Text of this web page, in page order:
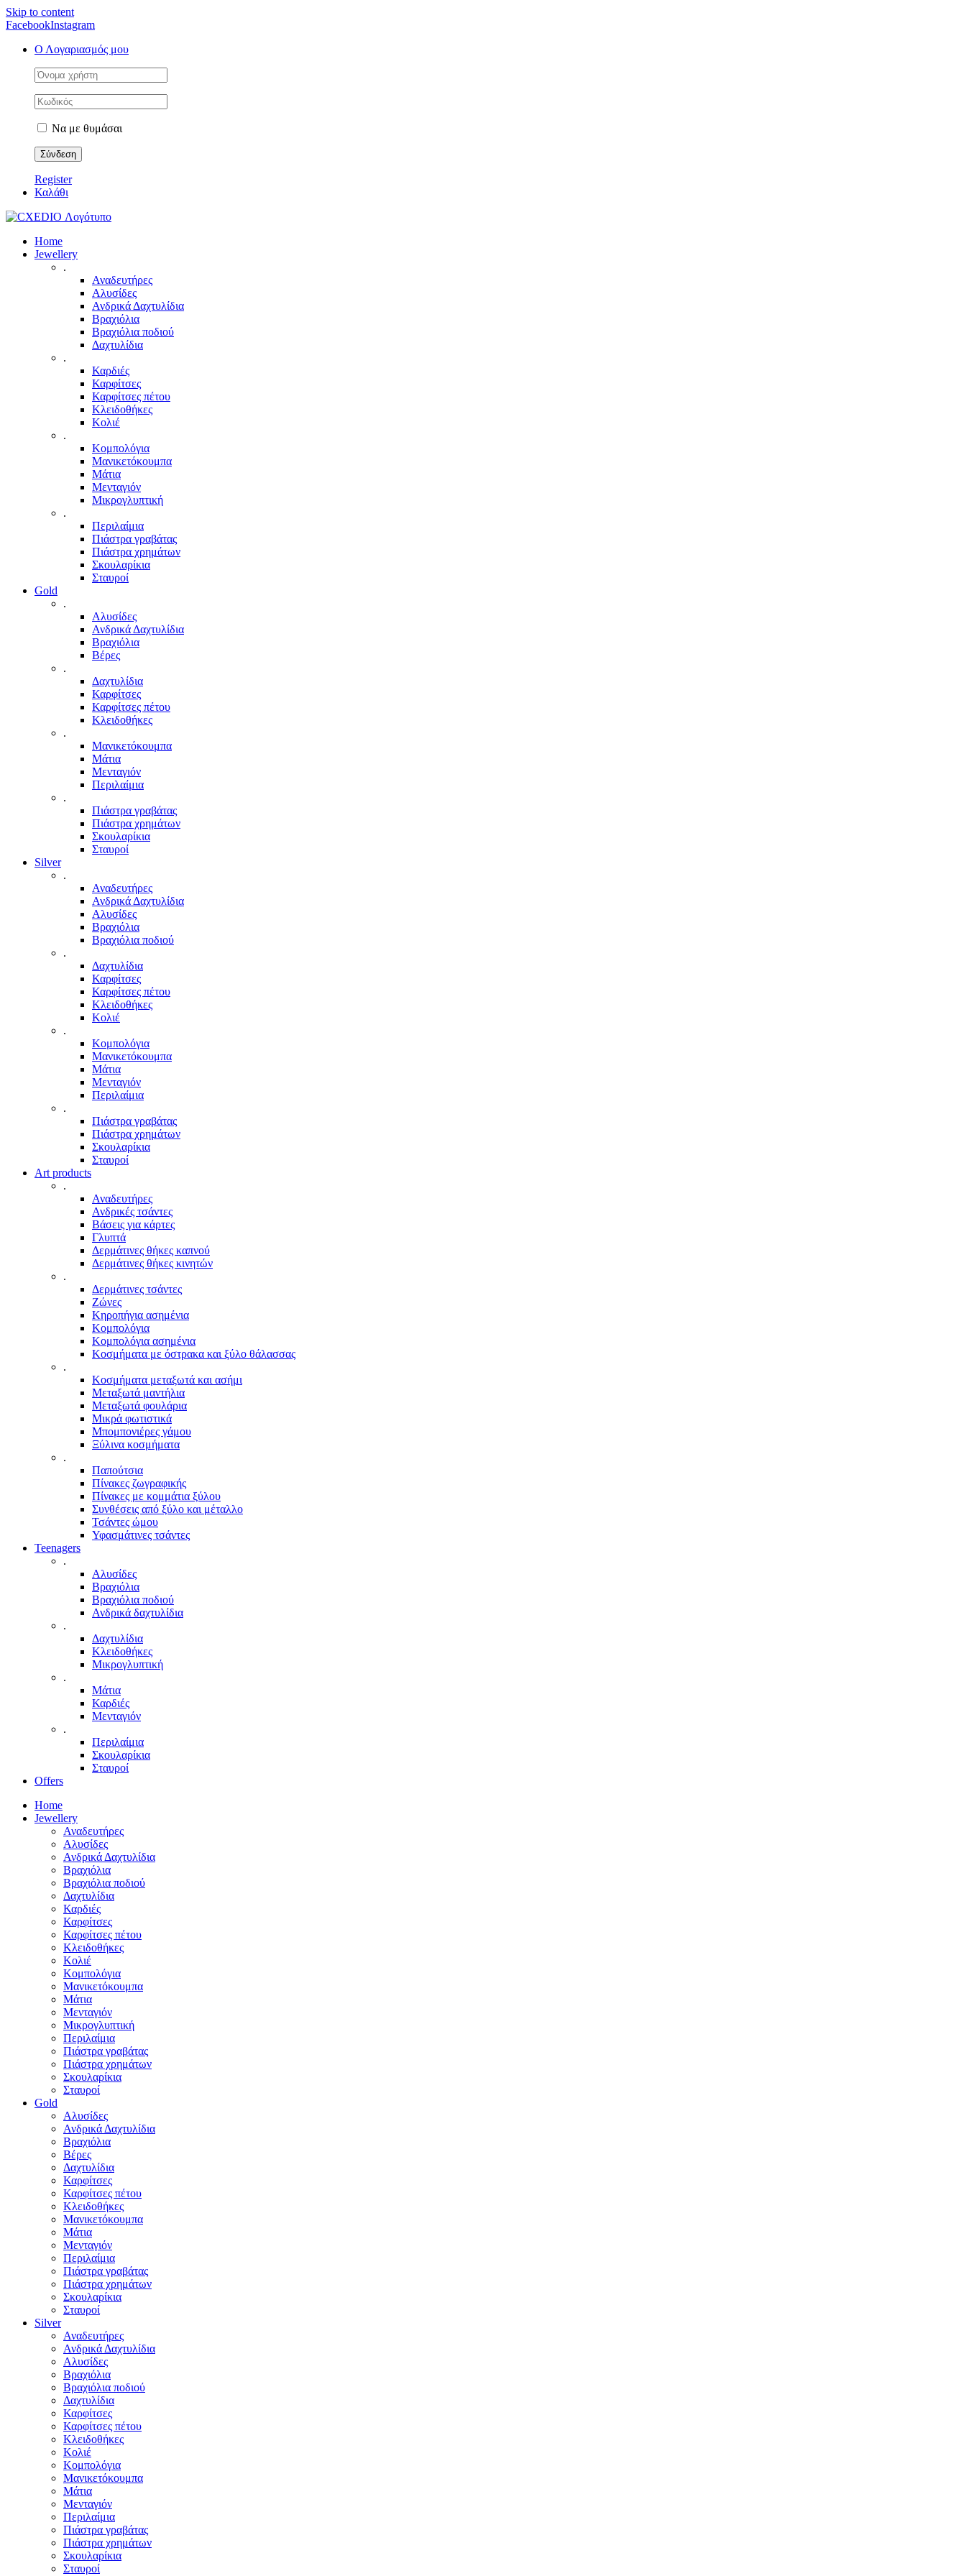
Skip to content
FacebookInstagram
Ο Λογαριασμός μου
Να με θυμάσαι
Register
Καλάθι
Home
Jewellery
.
Αναδευτήρες
Αλυσίδες
Ανδρικά Δαχτυλίδια
Βραχιόλια
Βραχιόλια ποδιού
Δαχτυλίδια
.
Καρδιές
Καρφίτσες
Καρφίτσες πέτου
Κλειδοθήκες
Κολιέ
.
Κομπολόγια
Μανικετόκουμπα
Μάτια
Μενταγιόν
Μικρογλυπτική
.
Περιλαίμια
Πιάστρα γραβάτας
Πιάστρα χρημάτων
Σκουλαρίκια
Σταυροί
Gold
.
Αλυσίδες
Ανδρικά Δαχτυλίδια
Βραχιόλια
Βέρες
.
Δαχτυλίδια
Καρφίτσες
Καρφίτσες πέτου
Κλειδοθήκες
.
Μανικετόκουμπα
Μάτια
Μενταγιόν
Περιλαίμια
.
Πιάστρα γραβάτας
Πιάστρα χρημάτων
Σκουλαρίκια
Σταυροί
Silver
.
Αναδευτήρες
Ανδρικά Δαχτυλίδια
Αλυσίδες
Βραχιόλια
Βραχιόλια ποδιού
.
Δαχτυλίδια
Καρφίτσες
Καρφίτσες πέτου
Κλειδοθήκες
Κολιέ
.
Κομπολόγια
Μανικετόκουμπα
Μάτια
Μενταγιόν
Περιλαίμια
.
Πιάστρα γραβάτας
Πιάστρα χρημάτων
Σκουλαρίκια
Σταυροί
Art products
.
Αναδευτήρες
Ανδρικές τσάντες
Βάσεις για κάρτες
Γλυπτά
Δερμάτινες θήκες καπνού
Δερμάτινες θήκες κινητών
.
Δερμάτινες τσάντες
Ζώνες
Κηροπήγια ασημένια
Κομπολόγια
Κομπολόγια ασημένια
Κοσμήματα με όστρακα και ξύλο θάλασσας
.
Κοσμήματα μεταξωτά και ασήμι
Μεταξωτά μαντήλια
Μεταξωτά φουλάρια
Μικρά φωτιστικά
Μπομπονιέρες γάμου
Ξύλινα κοσμήματα
.
Παπούτσια
Πίνακες ζωγραφικής
Πίνακες με κομμάτια ξύλου
Συνθέσεις από ξύλο και μέταλλο
Τσάντες ώμου
Υφασμάτινες τσάντες
Teenagers
.
Αλυσίδες
Βραχιόλια
Βραχιόλια ποδιού
Ανδρικά δαχτυλίδια
.
Δαχτυλίδια
Κλειδοθήκες
Μικρογλυπτική
.
Μάτια
Καρδιές
Μενταγιόν
.
Περιλαίμια
Σκουλαρίκια
Σταυροί
Offers
Home
Jewellery
Αναδευτήρες
Αλυσίδες
Ανδρικά Δαχτυλίδια
Βραχιόλια
Βραχιόλια ποδιού
Δαχτυλίδια
Καρδιές
Καρφίτσες
Καρφίτσες πέτου
Κλειδοθήκες
Κολιέ
Κομπολόγια
Μανικετόκουμπα
Μάτια
Μενταγιόν
Μικρογλυπτική
Περιλαίμια
Πιάστρα γραβάτας
Πιάστρα χρημάτων
Σκουλαρίκια
Σταυροί
Gold
Αλυσίδες
Ανδρικά Δαχτυλίδια
Βραχιόλια
Βέρες
Δαχτυλίδια
Καρφίτσες
Καρφίτσες πέτου
Κλειδοθήκες
Μανικετόκουμπα
Μάτια
Μενταγιόν
Περιλαίμια
Πιάστρα γραβάτας
Πιάστρα χρημάτων
Σκουλαρίκια
Σταυροί
Silver
Αναδευτήρες
Ανδρικά Δαχτυλίδια
Αλυσίδες
Βραχιόλια
Βραχιόλια ποδιού
Δαχτυλίδια
Καρφίτσες
Καρφίτσες πέτου
Κλειδοθήκες
Κολιέ
Κομπολόγια
Μανικετόκουμπα
Μάτια
Μενταγιόν
Περιλαίμια
Πιάστρα γραβάτας
Πιάστρα χρημάτων
Σκουλαρίκια
Σταυροί